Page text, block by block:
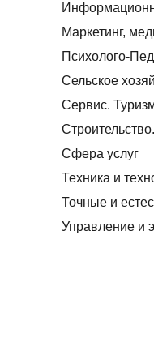
Маркетинг,
Психолого-
Сельское
Сервис.
Сфера услуг
Техника и
Точные и
Управление и